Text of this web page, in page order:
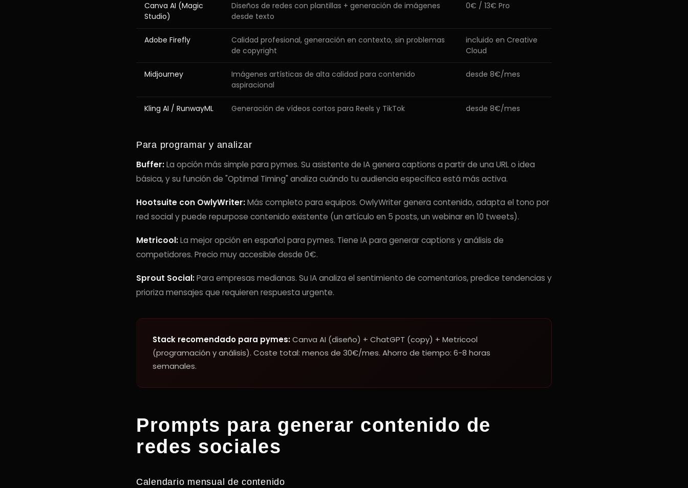
Canva AI (Magic
Studio)
Diseños de redes con plantillas + generación de imágenes
desde texto
0€ / 13€ Pro
Adobe Firefly
Calidad profesional, generación en contexto, sin problemas
de copyright
incluido en Creative
Cloud
Midjourney
Imágenes artísticas de alta calidad para contenido
aspiracional
desde 8€/mes
Kling AI / RunwayML Generación de vídeos cortos para Reels y TikTok desde 8€/mes
Para programar y analizar
Buffer:La opción más simple para pymes. Su asistente de IA genera captions a partir de una URL o idea
básica, y su función de "Optimal Timing" analiza cuándo tu audiencia específica está más activa.
Hootsuite con OwlyWriter:Más completo para equipos. OwlyWriter genera contenido, adapta el tono por
red social y puede repurpose contenido existente (un artículo en 5 posts, un webinar en 10 tweets).
Metricool:La mejor opción en español para pymes. Tiene IA para generar captions y análisis de
competidores. Precio muy accesible desde 0€.
Sprout Social:Para empresas medianas. Su IA analiza el sentimiento de comentarios, predice tendencias y
prioriza mensajes que requieren respuesta urgente.
Stack recomendado para pymes: Canva AI (diseño) + ChatGPT (copy) + Metricool
(programación y análisis). Coste total: menos de 30€/mes. Ahorro de tiempo: 6-8 horas
semanales.
Prompts para generar contenido de
redes sociales
Calendario mensual de contenido